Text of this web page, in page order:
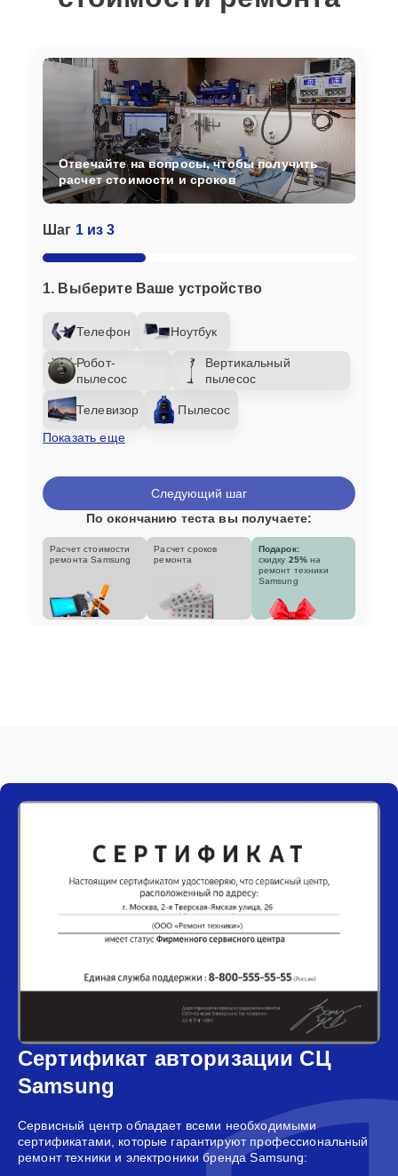
Шаг 1 из 3
1. Выберите Ваше устройство
Телефон Ноутбук
Робот-
пылесос
Вертикальный
пылесос
Телевизор
Пылесос
Показать еще
Отвечайте на вопросы, чтобы получить
расчет стоимости и сроков
Следующий шаг
По окончанию теста вы получаете:
Расчет стоимости
ремонта Samsung
Расчет сроков
ремонта
Подарок:
скидку 25% на
ремонт техники
Samsung
Сертификат авторизации СЦ
Samsung
Сервисный центр обладает всеми необходимыми
сертификатами, которые гарантируют профессиональный
ремонт техники и электроники бренда Samsung: